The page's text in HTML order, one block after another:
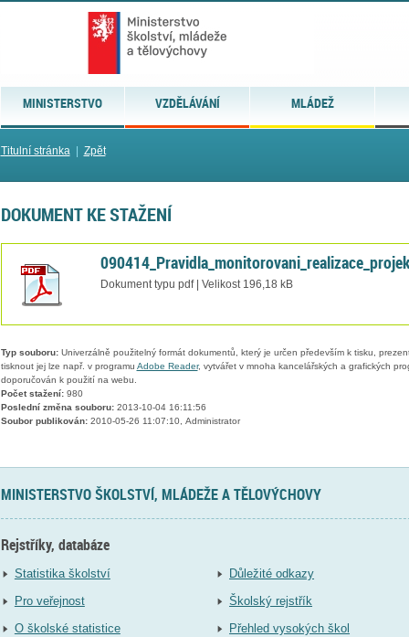
MINISTERSTVO VZDĚLÁVÁNÍ MLÁDEŽ
Titulní stránka| Zpět
DOKUMENT KE STAŽENÍ
Dokument typu pdf | Velikost 196,18 kB
Typ souboru:Univerzálně použitelný formát dokumentů, který je určen především k tisku,
tisknout jej lze např. v programu Adobe Reader, vytvářet v mnoha kancelářských a grafických
doporučován k použití na webu.
Počet stažení:980
Poslední změna souboru:2013-10-04 16:11:56
Soubor publikován:2010-05-26 11:07:10, Administrator
MINISTERSTVO ŠKOLSTVÍ, MLÁDEŽE A TĚLOVÝCHOVY
Rejstříky, databáze
Statistika školství
Pro veřejnost
O školské statistice
Důležité odkazy
Školský rejstřík
Přehled vysokých škol